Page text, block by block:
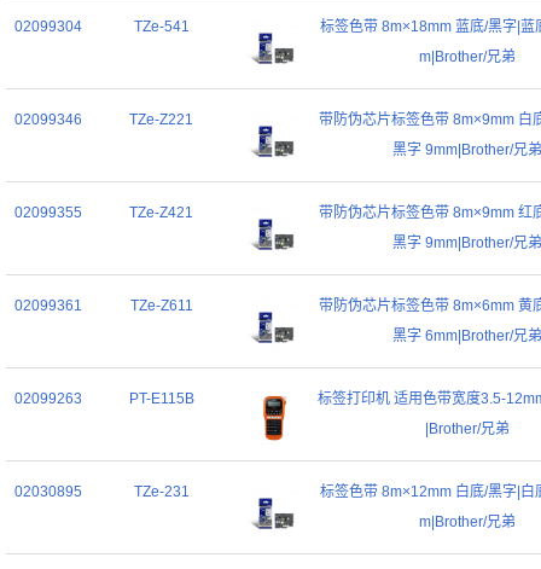
02099304 TZe-541
标签色带 8m×18mm 蓝底/黑字|蓝
m|Brother/兄弟
02099346 TZe-Z221
带防伪芯片标签色带 8m×9mm 白
黑字 9mm|Brother/兄弟
02099355 TZe-Z421
带防伪芯片标签色带 8m×9mm 红
黑字 9mm|Brother/兄弟
02099361 TZe-Z611
带防伪芯片标签色带 8m×6mm 黄
黑字 6mm|Brother/兄弟
02099263 PT-E115B
标签打印机 适用色带宽度3.5-
|Brother/兄弟
02030895 TZe-231
标签色带 8m×12mm 白底/黑字|白
m|Brother/兄弟